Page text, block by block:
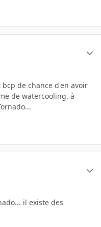
de chance d'en avoir
de watercooling. à
il existe des